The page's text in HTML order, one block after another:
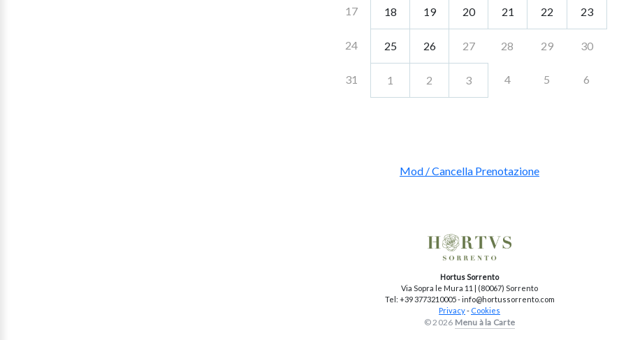
17 18 19 20 21 22 23
24 25 26 27 28 29 30
31 1 2 3 4 5 6
Mod / Cancella Prenotazione
Hortus Sorrento
Via Sopra le Mura 11 | (80067) Sorrento
Tel: +39 3773210005 - info@hortussorrento.com
Privacy- Cookies
© 2026 Menu à la Carte